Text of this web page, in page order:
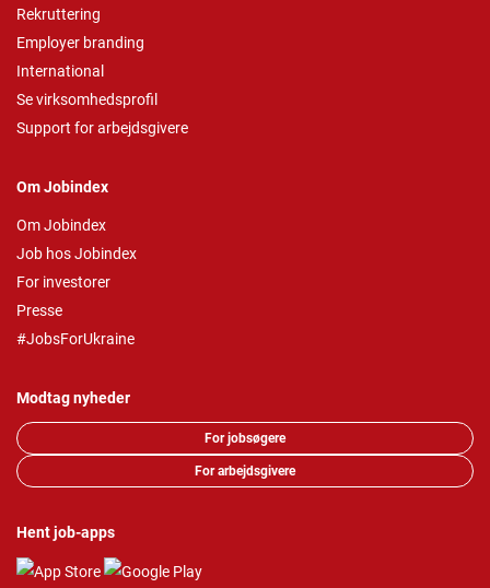
Rekruttering
Employer branding
International
Se virksomhedsprofil
Support for arbejdsgivere
Om Jobindex
Om Jobindex
Job hos Jobindex
For investorer
Presse
#JobsForUkraine
Modtag nyheder
For jobsøgere
For arbejdsgivere
Hent job-apps